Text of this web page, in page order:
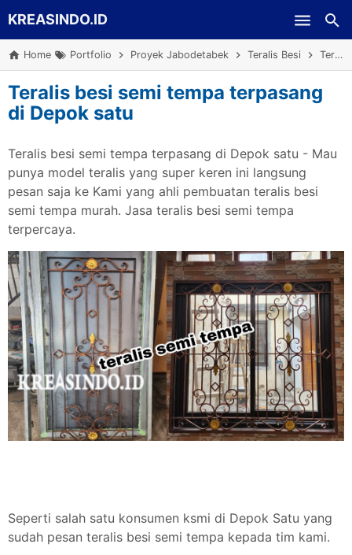
KREASINDO.ID
Home Portfolio Proyek Jabodetabek Teralis Besi Teralis besi semi tempa terpasang di Depok satu
Teralis besi semi tempa terpasang
di Depok satu
Teralis besi semi tempa terpasang di Depok satu - Mau
punya model teralis yang super keren ini langsung
pesan saja ke Kami yang ahli pembuatan teralis besi
semi tempa murah. Jasa teralis besi semi tempa
terpercaya.
Seperti salah satu konsumen ksmi di Depok Satu yang
sudah pesan teralis besi semi tempa kepada tim kami.